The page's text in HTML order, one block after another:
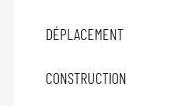
DÉPLACEMENT
CONSTRUCTION